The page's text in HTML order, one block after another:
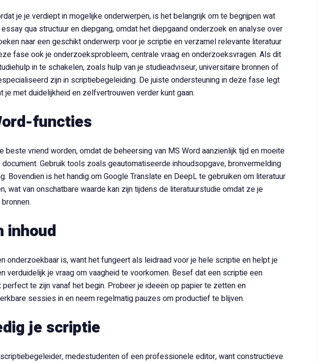
je je verdiept in mogelijke onderwerpen, is het belangrijk om te begrijpen wat
qua structuur en diepgang, omdat het diepgaand onderzoek en analyse over
naar een geschikt onderwerp voor je scriptie en verzamel relevante literatuur
fase ook je onderzoeksprobleem, centrale vraag en onderzoeksvragen. Als dit
in te schakelen, zoals hulp van je studieadviseur, universitaire bronnen of
zijn in scriptiebegeleiding. De juiste ondersteuning in deze fase legt
met duidelijkheid en zelfvertrouwen verder kunt gaan.
functies
beste vriend worden, omdat de beheersing van MS Word aanzienlijk tijd en moeite
Gebruik tools zoals geautomatiseerde inhoudsopgave, bronvermelding
Bovendien is het handig om Google Translate en DeepL te gebruiken om literatuur
wat van onschatbare waarde kan zijn tijdens de literatuurstudie omdat ze je
inhoud
onderzoekbaar is, want het fungeert als leidraad voor je hele scriptie en helpt je
je vraag om vaagheid te voorkomen. Besef dat een scriptie een
te zijn vanaf het begin. Probeer je ideeën op papier te zetten en
sessies in en neem regelmatig pauzes om productief te blijven.
je scriptie
medestudenten of een professionele editor, want constructieve